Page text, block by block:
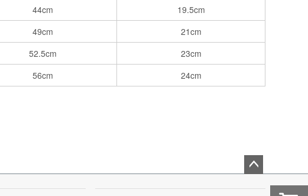
44cm
19.5cm
49cm
21cm
52.5cm
23cm
56cm 24cm
ジト